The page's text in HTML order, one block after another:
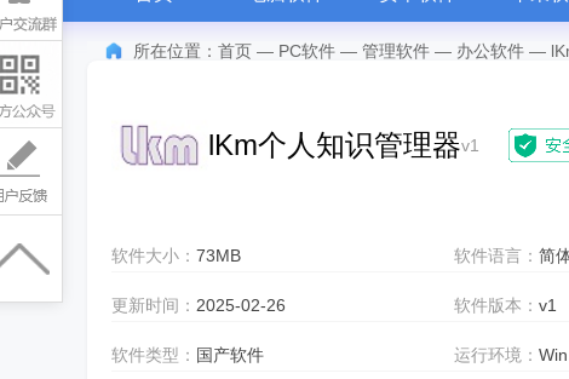
所在位置： 首页 — PC软件 — 管理软件 — 办公软件 —
lKm个人知识管理器v1
软件大小： 73MB 软件语言：简
更新时间： 2025-02-26 软件版本：v1
软件类型： 国产软件 运行环境：Win